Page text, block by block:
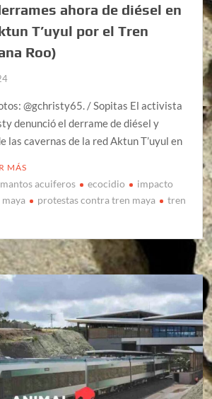
ahora de diésel en
T’uyul por el Tren
Roo)
@gchristy65. / Sopitas El activista
denunció el derrame de diésel y
las cavernas de la red Aktun T’uyul en
MÁS
acuiferos ecocidio
impacto
protestas contra tren maya
tren